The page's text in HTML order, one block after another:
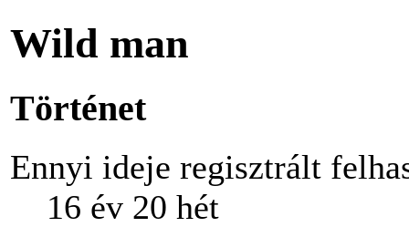
Wild man
Történet
Ennyi ideje regisztrált
16 év 20 hét